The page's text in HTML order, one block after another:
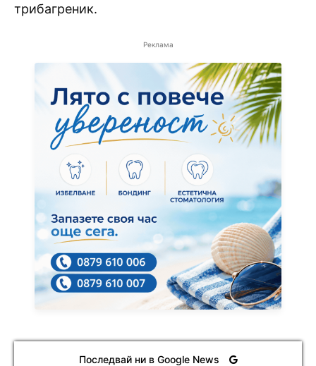
трибагреник.
Реклама
Последвай ни в Google News